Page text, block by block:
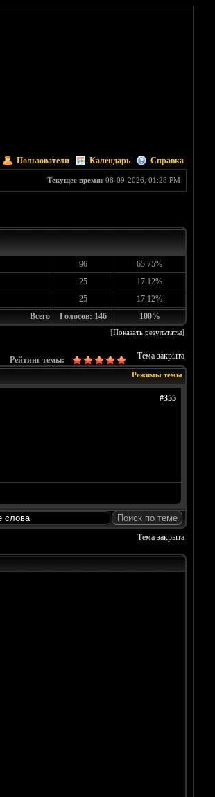
Пользователи Календарь Справка
Текущее время: 08-09-2026, 01:28 PM
96
65.75%
25
17.12%
25
17.12%
Всего
Голосов: 146 100%
[Показать результаты]
Тема закрыта
Рейтинг темы:
Режимы темы
#355
Тема закрыта